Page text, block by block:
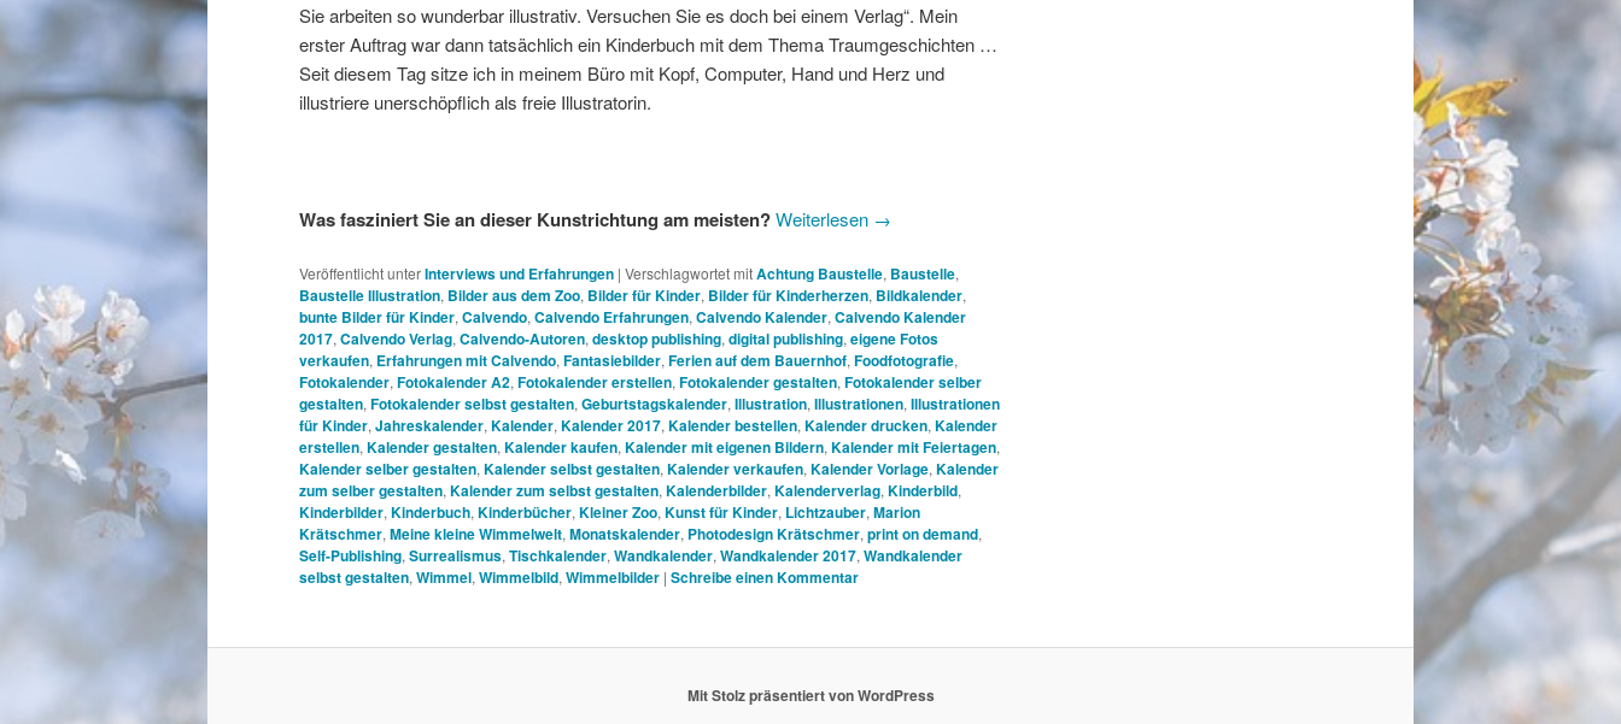
Sie arbeiten so wunderbar illustrativ. Versuchen Sie es doch bei einem Verlag“. Mein
erster Auftrag war dann tatsächlich ein Kinderbuch mit dem Thema Traumgeschichten …
Seit diesem Tag sitze ich in meinem Büro mit Kopf, Computer, Hand und Herz und
illustriere unerschöpflich als freie Illustratorin.
Was fasziniert Sie an dieser Kunstrichtung am meisten?Weiterlesen →
Veröffentlicht unterInterviews und Erfahrungen | Verschlagwortet mitAchtung Baustelle, Baustelle,
Baustelle Illustration, Bilder aus dem Zoo, Bilder für Kinder, Bilder für Kinderherzen, Bildkalender,
bunte Bilder für Kinder, Calvendo, Calvendo Erfahrungen, Calvendo Kalender, Calvendo Kalender
2017, Calvendo Verlag, Calvendo-Autoren, desktop publishing, digital publishing, eigene Fotos
verkaufen, Erfahrungen mit Calvendo, Fantasiebilder, Ferien auf dem Bauernhof, Foodfotografie,
Fotokalender, Fotokalender A2, Fotokalender erstellen, Fotokalender gestalten, Fotokalender selber
gestalten, Fotokalender selbst gestalten, Geburtstagskalender, Illustration, Illustrationen, Illustrationen
für Kinder, Jahreskalender, Kalender, Kalender 2017, Kalender bestellen, Kalender drucken, Kalender
erstellen, Kalender gestalten, Kalender kaufen, Kalender mit eigenen Bildern, Kalender mit Feiertagen,
Kalender selber gestalten, Kalender selbst gestalten, Kalender verkaufen, Kalender Vorlage, Kalender
zum selber gestalten, Kalender zum selbst gestalten, Kalenderbilder, Kalenderverlag, Kinderbild,
Kinderbilder, Kinderbuch, Kinderbücher, Kleiner Zoo, Kunst für Kinder, Lichtzauber, Marion
Krätschmer, Meine kleine Wimmelwelt, Monatskalender, Photodesign Krätschmer, print on demand,
Self-Publishing, Surrealismus, Tischkalender, Wandkalender, Wandkalender 2017, Wandkalender
selbst gestalten, Wimmel, Wimmelbild, Wimmelbilder | Schreibe einen Kommentar
Mit Stolz präsentiert von WordPress